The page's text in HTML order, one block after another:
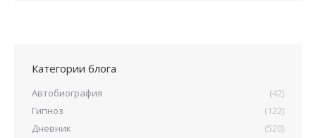
Категории блога
Автобиография
(42)
Гипноз
(122)
Дневник
(520)